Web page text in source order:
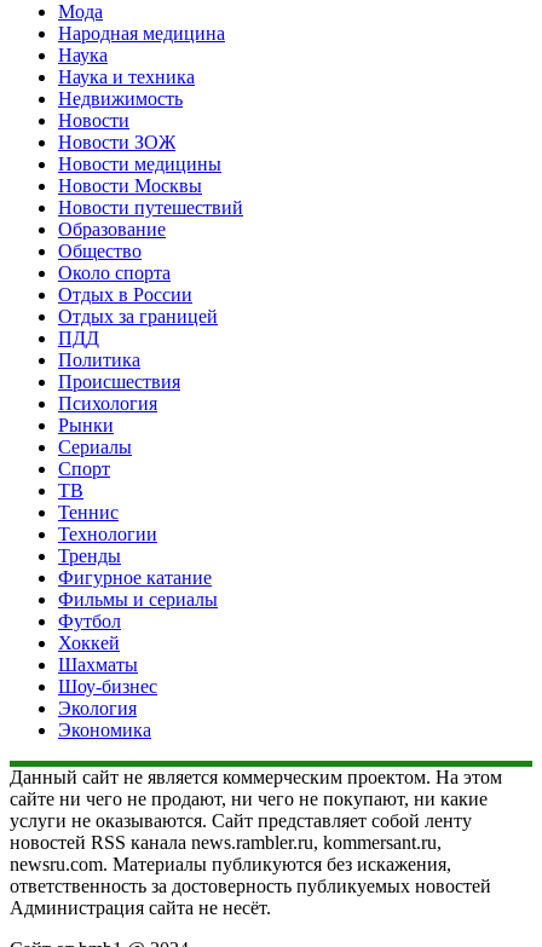
Мода
Народная медицина
Наука
Наука и техника
Недвижимость
Новости
Новости ЗОЖ
Новости медицины
Новости Москвы
Новости путешествий
Образование
Общество
Около спорта
Отдых в России
Отдых за границей
ПДД
Политика
Происшествия
Психология
Рынки
Сериалы
Спорт
ТВ
Теннис
Технологии
Тренды
Фигурное катание
Фильмы и сериалы
Футбол
Хоккей
Шахматы
Шоу-бизнес
Экология
Экономика
Данный сайт не является коммерческим проектом. На этом
сайте ни чего не продают, ни чего не покупают, ни какие
услуги не оказываются. Сайт представляет собой ленту
новостей RSS канала news.rambler.ru, kommersant.ru,
newsru.com. Материалы публикуются без искажения,
ответственность за достоверность публикуемых новостей
Администрация сайта не несёт.